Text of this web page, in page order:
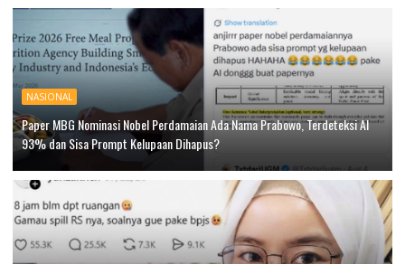
NASIONAL
Paper MBG Nominasi Nobel Perdamaian Ada Nama Prabowo, Terdeteksi AI
93% dan Sisa Prompt Kelupaan Dihapus?